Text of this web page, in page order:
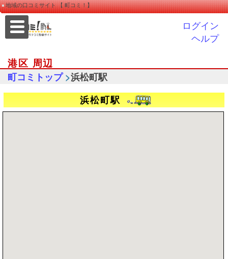
地域の口コミサイト 【 町コミ！】
ログイン
ヘルプ
港区 周辺
町コミトップ>浜松町駅
浜松町駅